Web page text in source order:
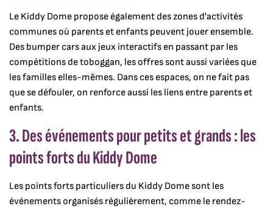
Le Kiddy Dome propose également des zones d'activités
communes où parents et enfants peuvent jouer ensemble.
Des bumper cars aux jeux interactifs en passant par les
compétitions de toboggan, les offres sont aussi variées que
les familles elles-mêmes. Dans ces espaces, on ne fait pas
que se défouler, on renforce aussi les liens entre parents et
enfants.
3. Des événements pour petits et grands : les
points forts du Kiddy Dome
Les points forts particuliers du Kiddy Dome sont les
événements organisés régulièrement, comme le rendez-